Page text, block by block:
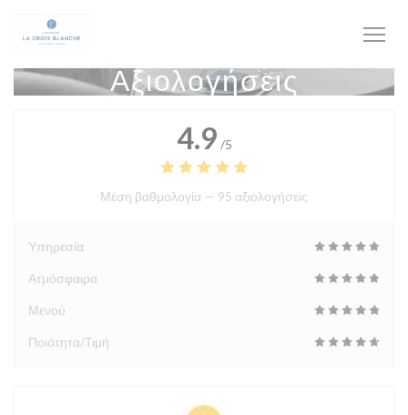
Αξιολογήσεις
4.9 /5
Μέση βαθμολογία — 95 αξιολογήσεις
Υπηρεσία
Ατμόσφαιρα
Μενού
Ποιότητα/Τιμή